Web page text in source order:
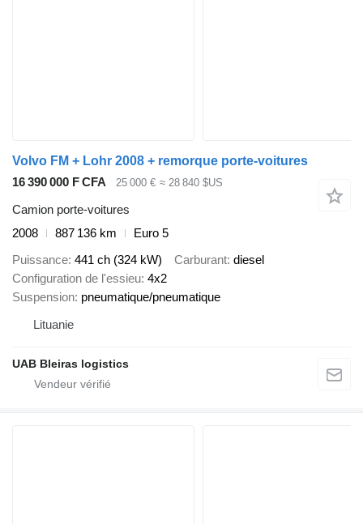
Volvo FM + Lohr 2008 + remorque porte-voitures
16 390 000 F CFA
25 000 € ≈ 28 840 $US
Camion porte-voitures
2008
887 136 km
Euro 5
Puissance 441 ch (324 kW) Carburant diesel
Configuration de l'essieu 4x2
Suspension pneumatique/pneumatique
Lituanie
UAB Bleiras logistics